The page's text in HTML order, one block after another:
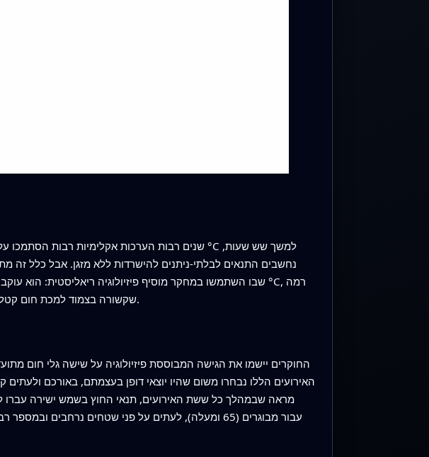
נחשבים התנאים לבלתי-ניתנים להישרדות ללא מזגן. אבל כלל זה
שקשורה בצמוד למכת חום קטלנית, והוא משלב מגבלות הקשורות לגיל על יכולת ההזעה וכן את העומס הנוסף של שמש ישירה.
האירועים הללו נבחרו משום שהיו יוצאי דופן בעצמתם, באורכם
עבור מבוגרים (65 ומעלה), לעתים על פני שטחים